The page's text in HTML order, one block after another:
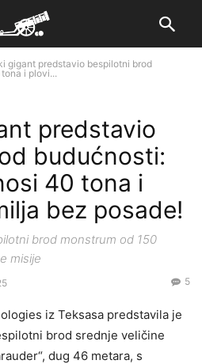
gigant predstavio bespilotni brod
i plovi...
predstavio
budućnosti:
40 tona i
bez posade!
brod monstrum od 150
misije
5
iz Teksasa predstavila je
brod srednje veličine
dug 46 metara, s